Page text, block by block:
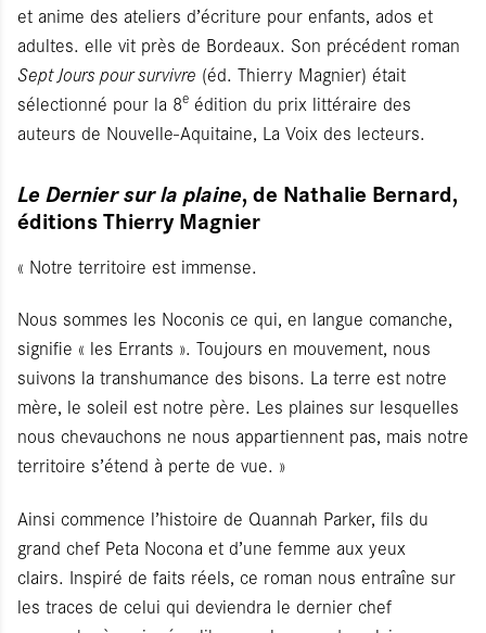
et anime des ateliers d’écriture pour enfants, ados et
adultes. elle vit près de Bordeaux. Son précédent roman
Sept Jours pour survivre (éd. Thierry Magnier) était
sélectionné pour la 8e édition du prix littéraire des
auteurs de Nouvelle-Aquitaine, La Voix des lecteurs.
Le Dernier sur la plaine, de Nathalie Bernard,
éditions Thierry Magnier
« Notre territoire est immense.
Nous sommes les Noconis ce qui, en langue comanche,
signifie « les Errants ». Toujours en mouvement, nous
suivons la transhumance des bisons. La terre est notre
mère, le soleil est notre père. Les plaines sur lesquelles
nous chevauchons ne nous appartiennent pas, mais notre
territoire s’étend à perte de vue. »
Ainsi commence l’histoire de Quannah Parker, fils du
grand chef Peta Nocona et d’une femme aux yeux
clairs. Inspiré de faits réels, ce roman nous entraîne sur
les traces de celui qui deviendra le dernier chef